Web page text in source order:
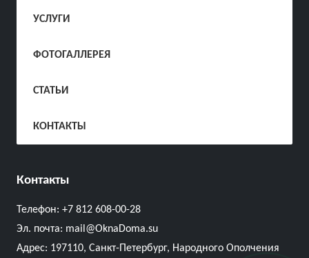
УСЛУГИ
ФОТОГАЛЛЕРЕЯ
СТАТЬИ
КОНТАКТЫ
Контакты
Телефон: +7 812 608-00-28
Эл. почта: mail@OknaDoma.su
Адрес: 197110, Санкт-Петербург, Народного Ополчения